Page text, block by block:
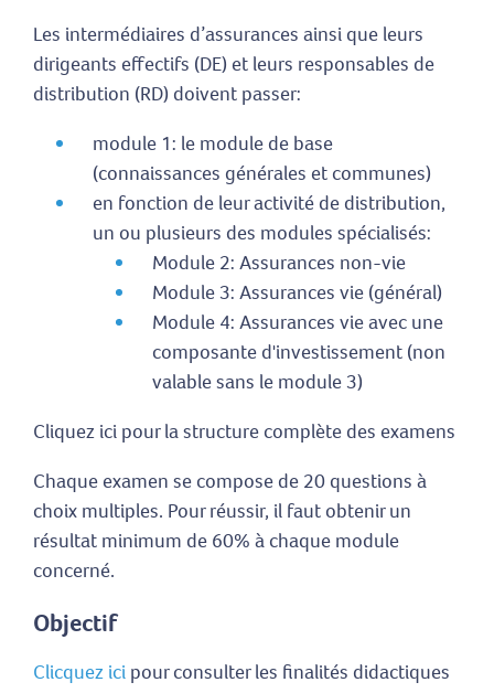
Les intermédiaires d’assurances ainsi que leurs
dirigeants effectifs (DE) et leurs responsables de
distribution (RD) doivent passer:
module 1: le module de base
(connaissances générales et communes)
en fonction de leur activité de distribution,
un ou plusieurs des modules spécialisés:
Module 2: Assurances non-vie
Module 3: Assurances vie (général)
Module 4: Assurances vie avec une
composante d'investissement (non
valable sans le module 3)
Cliquez ici pour la structure complète des examens
Chaque examen se compose de 20 questions à
choix multiples. Pour réussir, il faut obtenir un
résultat minimum de 60% à chaque module
concerné.
Objectif
Clicquez ici pour consulter les finalités didactiques